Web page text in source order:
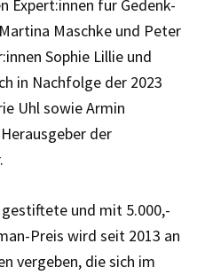
Expert:innen für Gedenk-
Maschke und Peter
Sophie Lillie und
in Nachfolge der 2023
Uhl sowie Armin
der
und mit 5.000,-
Preis wird seit 2013 an
vergeben, die sich im